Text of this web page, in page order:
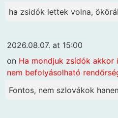
ha zsidók lettek volna,
2026.08.07. at 15:00
on Ha mondjuk zsídók
nem befolyásolható
Fontos, nem szlovákok